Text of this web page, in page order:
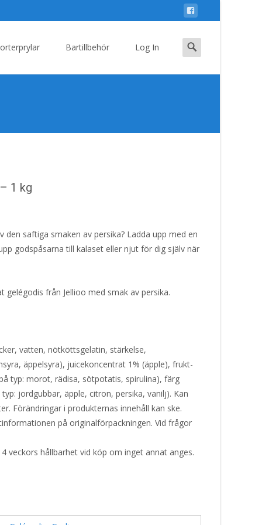
Bartillbehör Log In
Search
for:
1 kg
den saftiga smaken av persika? Ladda upp med en
godspåsarna till kalaset eller njut för dig själv när
gelégodis från Jellioo med smak av persika.
vatten, nötköttsgelatin, stärkelse,
äppelsyra), juicekoncentrat 1% (äpple), frukt-
typ: morot, rädisa, sötpotatis, spirulina), färg
jordgubbar, äpple, citron, persika, vanilj). Kan
Förändringar i produkternas innehåll kan ske.
på originalförpackningen. Vid frågor
veckors hållbarhet vid köp om inget annat anges.